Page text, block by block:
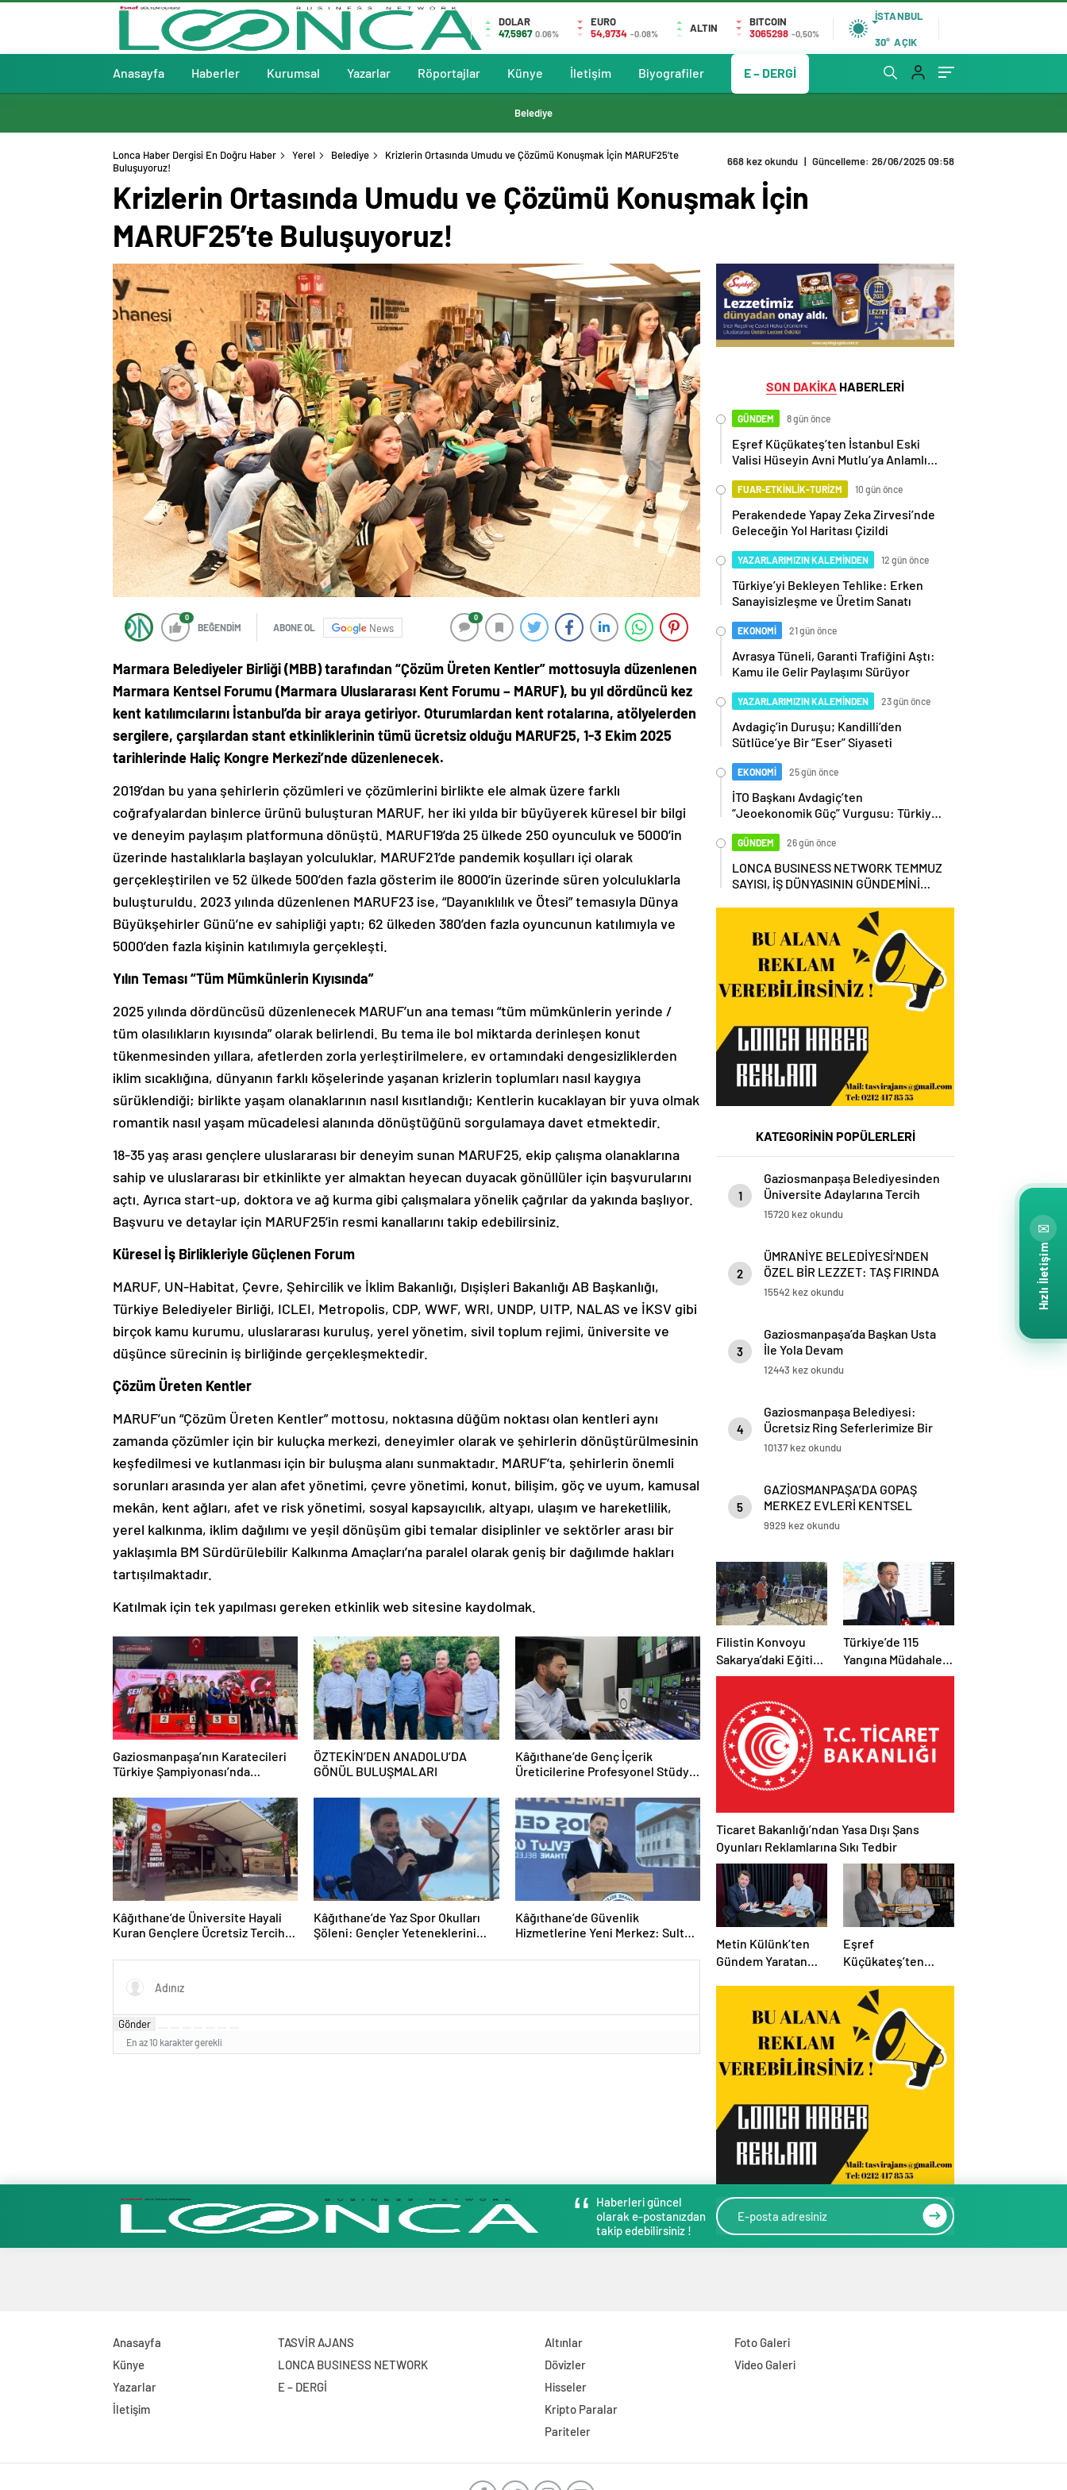
DOLAR
47,5967 0.06%
EURO
54,9734 -0.08% ALTIN
BITCOIN
3065298 -0,50%
İSTANBUL
30° AÇIK
Anasayfa Haberler Kurumsal Yazarlar Röportajlar Künye İletişim Biyografiler E – DERGİ
Belediye
Lonca Haber Dergisi En Doğru Haber Yerel Belediye
Krizlerin Ortasında Umudu ve Çözümü Konuşmak İçin MARUF25’te
Buluşuyoruz!
668 kez okundu | Güncelleme: 26/06/2025 09:58
Krizlerin Ortasında Umudu ve Çözümü Konuşmak İçin
MARUF25’te Buluşuyoruz!
0
BEĞENDİM ABONE OL News
0
Marmara Belediyeler Birliği (MBB) tarafından “Çözüm Üreten Kentler” mottosuyla düzenlenen
Marmara Kentsel Forumu (Marmara Uluslararası Kent Forumu – MARUF), bu yıl dördüncü kez
kent katılımcılarını İstanbul’da bir araya getiriyor. Oturumlardan kent rotalarına, atölyelerden
sergilere, çarşılardan stant etkinliklerinin tümü ücretsiz olduğu MARUF25, 1-3 Ekim 2025
tarihlerinde Haliç Kongre Merkezi’nde düzenlenecek.
2019’dan bu yana şehirlerin çözümleri ve çözümlerini birlikte ele almak üzere farklı
coğrafyalardan binlerce ürünü buluşturan MARUF, her iki yılda bir büyüyerek küresel bir bilgi
ve deneyim paylaşım platformuna dönüştü. MARUF19’da 25 ülkede 250 oyunculuk ve 5000’in
üzerinde hastalıklarla başlayan yolculuklar, MARUF21’de pandemik koşulları içi olarak
gerçekleştirilen ve 52 ülkede 500’den fazla gösterim ile 8000’in üzerinde süren yolculuklarla
buluşturuldu. 2023 yılında düzenlenen MARUF23 ise, “Dayanıklılık ve Ötesi” temasıyla Dünya
Büyükşehirler Günü’ne ev sahipliği yaptı; 62 ülkeden 380’den fazla oyuncunun katılımıyla ve
5000’den fazla kişinin katılımıyla gerçekleşti.
Yılın Teması “Tüm Mümkünlerin Kıyısında”
2025 yılında dördüncüsü düzenlenecek MARUF’un ana teması “tüm mümkünlerin yerinde /
tüm olasılıkların kıyısında” olarak belirlendi. Bu tema ile bol miktarda derinleşen konut
tükenmesinden yıllara, afetlerden zorla yerleştirilmelere, ev ortamındaki dengesizliklerden
iklim sıcaklığına, dünyanın farklı köşelerinde yaşanan krizlerin toplumları nasıl kaygıya
sürüklendiği; birlikte yaşam olanaklarının nasıl kısıtlandığı; Kentlerin kucaklayan bir yuva olmak
romantik nasıl yaşam mücadelesi alanında dönüştüğünü sorgulamaya davet etmektedir.
18-35 yaş arası gençlere uluslararası bir deneyim sunan MARUF25, ekip çalışma olanaklarına
sahip ve uluslararası bir etkinlikte yer almaktan heyecan duyacak gönüllüler için başvurularını
açtı. Ayrıca start-up, doktora ve ağ kurma gibi çalışmalara yönelik çağrılar da yakında başlıyor.
Başvuru ve detaylar için MARUF25’in resmi kanallarını takip edebilirsiniz.
Küresel İş Birlikleriyle Güçlenen Forum
MARUF, UN-Habitat, Çevre, Şehircilik ve İklim Bakanlığı, Dışişleri Bakanlığı AB Başkanlığı,
Türkiye Belediyeler Birliği, ICLEI, Metropolis, CDP, WWF, WRI, UNDP, UITP, NALAS ve İKSV gibi
birçok kamu kurumu, uluslararası kuruluş, yerel yönetim, sivil toplum rejimi, üniversite ve
düşünce sürecinin iş birliğinde gerçekleşmektedir.
Çözüm Üreten Kentler
MARUF’un “Çözüm Üreten Kentler” mottosu, noktasına düğüm noktası olan kentleri aynı
zamanda çözümler için bir kuluçka merkezi, deneyimler olarak ve şehirlerin dönüştürülmesinin
keşfedilmesi ve kutlanması için bir buluşma alanı sunmaktadır. MARUF’ta, şehirlerin önemli
sorunları arasında yer alan afet yönetimi, çevre yönetimi, konut, bilişim, göç ve uyum, kamusal
mekân, kent ağları, afet ve risk yönetimi, sosyal kapsayıcılık, altyapı, ulaşım ve hareketlilik,
yerel kalkınma, iklim dağılımı ve yeşil dönüşüm gibi temalar disiplinler ve sektörler arası bir
yaklaşımla BM Sürdürülebilir Kalkınma Amaçları’na paralel olarak geniş bir dağılımde hakları
tartışılmaktadır.
Katılmak için tek yapılması gereken etkinlik web sitesine kaydolmak.
Gaziosmanpaşa’nın Karatecileri
Türkiye Şampiyonası’nda
ÖZTEKİN’DEN ANADOLU’DA
GÖNÜL BULUŞMALARI
Kâğıthane’de Genç İçerik
Üreticilerine Profesyonel Stüdyo
Kâğıthane’de Üniversite Hayali
Kuran Gençlere Ücretsiz Tercih
Kâğıthane’de Yaz Spor Okulları
Şöleni: Gençler Yeteneklerini
Kâğıthane’de Güvenlik
Hizmetlerine Yeni Merkez: Sultan
Atıldı
Gönder
En az 10 karakter gerekli
SON DAKİKA HABERLERİ
GÜNDEM 8 gün önce
Eşref Küçükateş’ten İstanbul Eski
Valisi Hüseyin Avni Mutlu’ya Anlamlı
FUAR-ETKİNLİK-TURİZM 10 gün önce
Perakendede Yapay Zeka Zirvesi’nde
Geleceğin Yol Haritası Çizildi
YAZARLARIMIZIN KALEMİNDEN 12 gün önce
Türkiye’yi Bekleyen Tehlike: Erken
Sanayisizleşme ve Üretim Sanatı
EKONOMİ 21 gün önce
Avrasya Tüneli, Garanti Trafiğini Aştı:
Kamu ile Gelir Paylaşımı Sürüyor
YAZARLARIMIZIN KALEMİNDEN 23 gün önce
Avdagiç’in Duruşu; Kandilli’den
Sütlüce’ye Bir “Eser” Siyaseti
EKONOMİ 25 gün önce
İTO Başkanı Avdagiç’ten
“Jeoekonomik Güç” Vurgusu: Türkiye,
Olmalı
GÜNDEM 26 gün önce
LONCA BUSINESS NETWORK TEMMUZ
SAYISI, İŞ DÜNYASININ GÜNDEMİNİ
KATEGORİNİN POPÜLERLERİ
1
Gaziosmanpaşa Belediyesinden
Üniversite Adaylarına Tercih
Desteği
15720 kez okundu
2
ÜMRANİYE BELEDİYESİ’NDEN
ÖZEL BİR LEZZET: TAŞ FIRINDA
SİMİT
15542 kez okundu
3
Gaziosmanpaşa’da Başkan Usta
İle Yola Devam
12443 kez okundu
4
Gaziosmanpaşa Belediyesi:
Ücretsiz Ring Seferlerimize Bir
Yenisi Daha Eklendi
10137 kez okundu
5
GAZİOSMANPAŞA’DA GOPAŞ
MERKEZ EVLERİ KENTSEL
DÖNÜŞÜM PROJESİ’NDE KURA
9929 kez okundu
Filistin Konvoyu
Sakarya’daki Eğitim
Kampını
Etabı Başlıyor
Türkiye’de 115
Yangına Müdahale
Edildi: 110’u Kontrol
Ticaret Bakanlığı’ndan Yasa Dışı Şans
Oyunları Reklamlarına Sıkı Tedbir
Metin Külünk’ten
Gündem Yaratan
Siyasete İlişkin
Mesajlar
Eşref
Küçükateş’ten
Hüseyin Avni
Mutlu’ya Anlamlı
Ziyaret
Haberleri güncel
olarak e-postanızdan
takip edebilirsiniz !
Anasayfa
Künye
Yazarlar
İletişim
TASVİR AJANS
LONCA BUSINESS NETWORK
E – DERGİ
Altınlar
Dövizler
Hisseler
Kripto Paralar
Pariteler
Foto Galeri
Video Galeri
✉
Hızlı İletişim